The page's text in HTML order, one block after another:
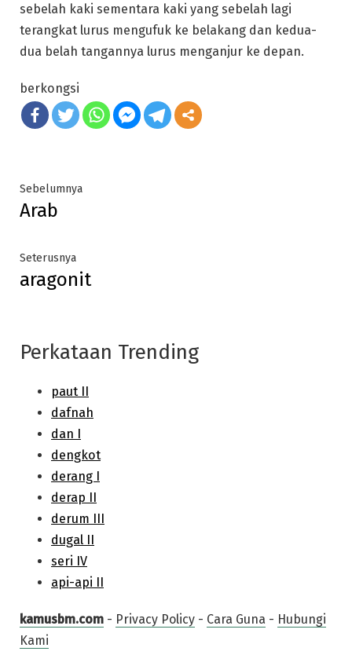
sebelah kaki sementara kaki yang sebelah lagi
terangkat lurus mengufuk ke belakang dan kedua-
dua belah tangannya lurus menganjur ke depan.
berkongsi
Post
navigation
SebelumnyaPrevious
Arab
SeterusnyaNext
post:
aragonit
Perkataan Trending
kamusbm.com - Privacy Policy - Cara Guna - Hubungi
Kami